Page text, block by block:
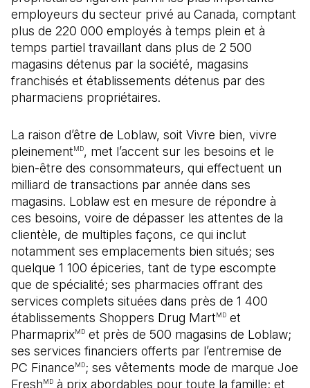
employeurs du secteur privé au Canada, comptant
plus de 220 000 employés à temps plein et à
temps partiel travaillant dans plus de 2 500
magasins détenus par la société, magasins
franchisés et établissements détenus par des
pharmaciens propriétaires.
La raison d’être de Loblaw, soit Vivre bien, vivre
pleinementMD, met l’accent sur les besoins et le
bien-être des consommateurs, qui effectuent un
milliard de transactions par année dans ses
magasins. Loblaw est en mesure de répondre à
ces besoins, voire de dépasser les attentes de la
clientèle, de multiples façons, ce qui inclut
notamment ses emplacements bien situés; ses
quelque 1 100 épiceries, tant de type escompte
que de spécialité; ses pharmacies offrant des
services complets situées dans près de 1 400
établissements Shoppers Drug MartMD et
PharmaprixMD et près de 500 magasins de Loblaw;
ses services financiers offerts par l’entremise de
PC FinanceMD; ses vêtements mode de marque Joe
FreshMD à prix abordables pour toute la famille; et